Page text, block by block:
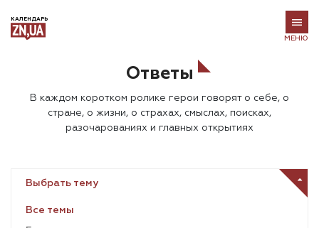
КАЛЕНДАРЬ
МЕНЮ
Ответы
В каждом коротком ролике герои говорят о себе, о
стране, о жизни, о страхах, смыслах, поисках,
разочарованиях и главных открытиях
Выбрать тему
Все темы